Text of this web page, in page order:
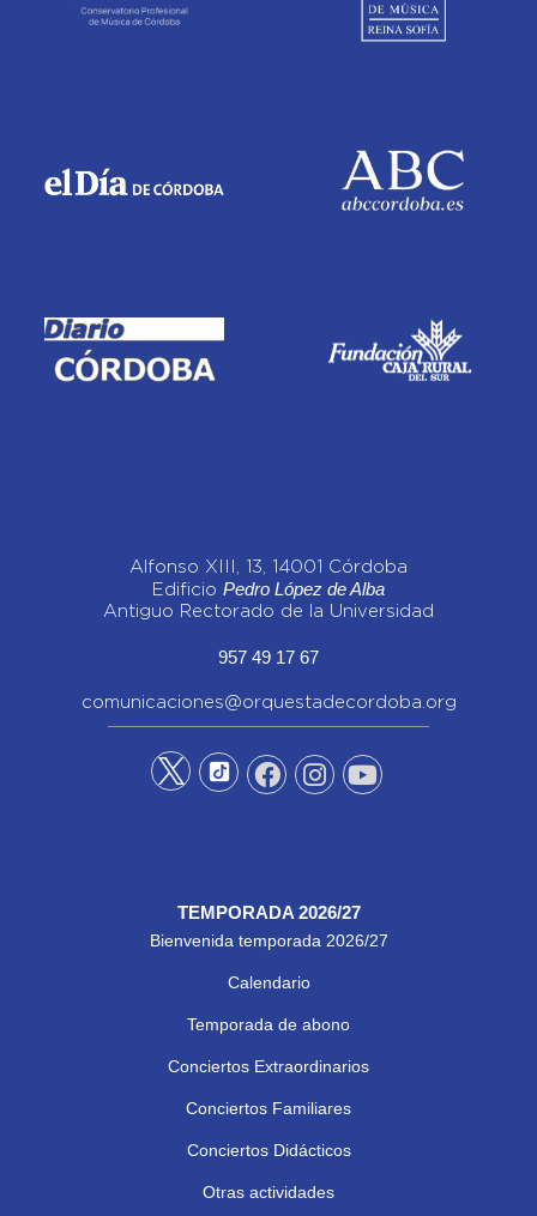
Alfonso XIII, 13, 14001 Córdoba
Edificio Pedro López de Alba
Antiguo Rectorado de la Universidad
957 49 17 67
comunicaciones@orquestadecordoba.org
TEMPORADA 2026/27
Bienvenida temporada 2026/27
Calendario
Temporada de abono
Conciertos Extraordinarios
Conciertos Familiares
Conciertos Didácticos
Otras actividades